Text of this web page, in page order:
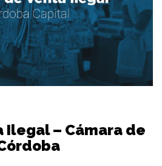
Ilegal – Cámara de